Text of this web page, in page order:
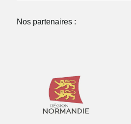
Nos partenaires :